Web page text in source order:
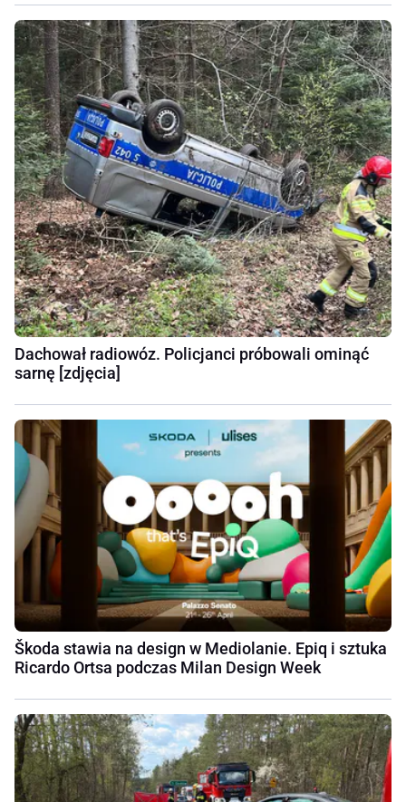
Dachował radiowóz. Policjanci próbowali ominąć
sarnę [zdjęcia]
Škoda stawia na design w Mediolanie. Epiq i sztuka
Ricardo Ortsa podczas Milan Design Week